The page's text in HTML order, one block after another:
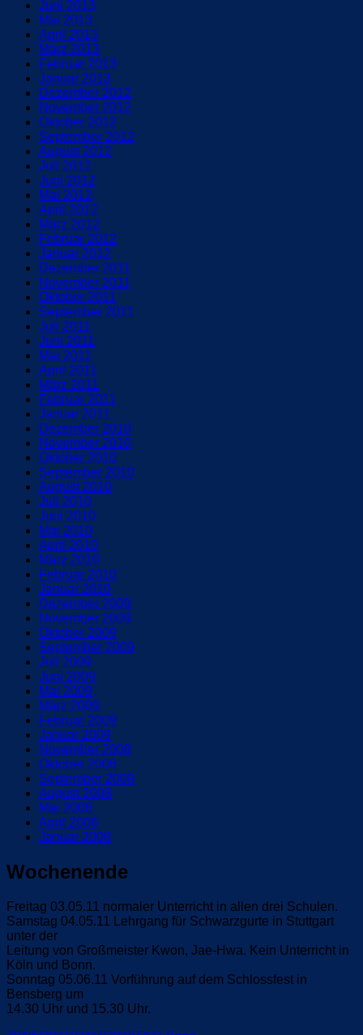
Juni 2013
Mai 2013
April 2013
März 2013
Februar 2013
Januar 2013
Dezember 2012
November 2012
Oktober 2012
September 2012
August 2012
Juli 2012
Juni 2012
Mai 2012
April 2012
März 2012
Februar 2012
Januar 2012
Dezember 2011
November 2011
Oktober 2011
September 2011
Juli 2011
Juni 2011
Mai 2011
April 2011
März 2011
Februar 2011
Januar 2011
Dezember 2010
November 2010
Oktober 2010
September 2010
August 2010
Juli 2010
Juni 2010
Mai 2010
April 2010
März 2010
Februar 2010
Januar 2010
Dezember 2009
November 2009
Oktober 2009
September 2009
Juli 2009
Juni 2009
Mai 2009
März 2009
Februar 2009
Januar 2009
November 2008
Oktober 2008
September 2008
August 2008
Mai 2008
April 2008
Januar 2008
Wochenende
Freitag 03.05.11 normaler Unterricht in allen drei Schulen.
Samstag 04.05.11 Lehrgang für Schwarzgurte in Stuttgart
unter der
Leitung von Großmeister Kwon, Jae-Hwa. Kein Unterricht in
Köln und Bonn.
Sonntag 05.06.11 Vorführung auf dem Schlossfest in
Bensberg um
14.30 Uhr und 15.30 Uhr.